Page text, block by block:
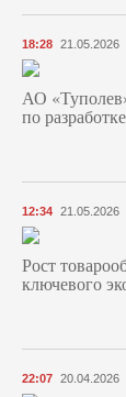
18:28 21.05.2026
АО
по
12:34 21.05.2026
Рост
ключевого
22:07 20.04.2026